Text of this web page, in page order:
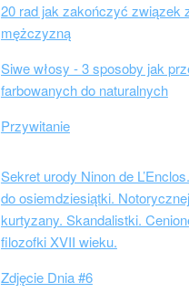
20 rad jak zakończyć związek
mężczyzną
Siwe włosy - 3 sposoby jak
farbowanych do naturalnych
Przywitanie
Sekret urody Ninon de
do osiemdziesiątki. Notorycznej
kurtyzany. Skandalistki.
filozofki XVII wieku.
Zdjęcie Dnia #6